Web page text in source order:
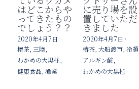
はどこからや
ってきたもの
でしょう？？
2020年4月7日 ·
椿茶, 三陸,
わかめの大黒柱,
健康食品, 漁業
に売り場を設
置していただ
きました
2020年4月7日 ·
椿茶, 大船渡市, 冷麺,
アルギン酸,
わかめの大黒柱